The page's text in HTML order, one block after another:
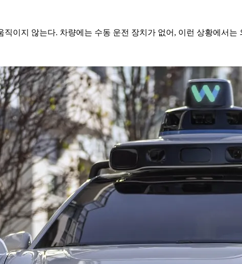
이지 않는다. 차량에는 수동 운전 장치가 없어, 이런 상황에서